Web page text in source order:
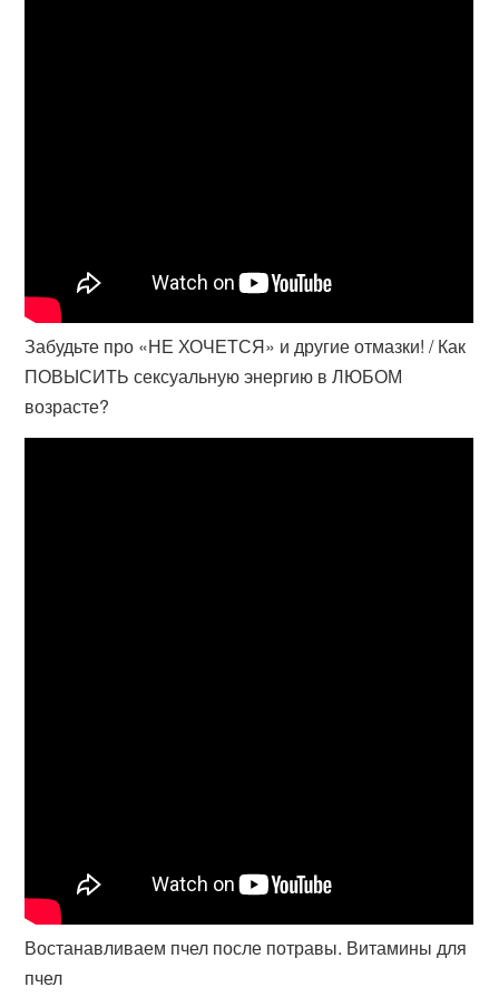
Забудьте про «НЕ ХОЧЕТСЯ» и другие отмазки! / Как
ПОВЫСИТЬ сексуальную энергию в ЛЮБОМ
возрасте?
Востанавливаем пчел после потравы. Витамины для
пчел